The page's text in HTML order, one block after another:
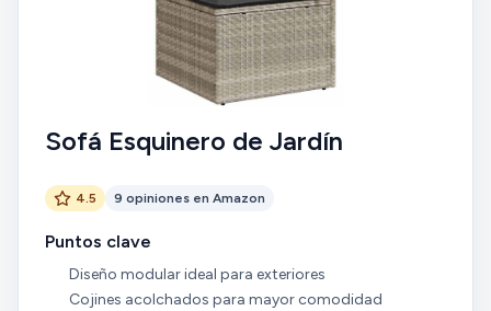
Sofá Esquinero de Jardín
4.5 9 opiniones en Amazon
Puntos clave
Diseño modular ideal para exteriores
Cojines acolchados para mayor comodidad